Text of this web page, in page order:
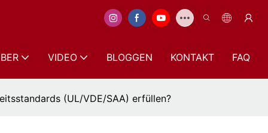
VIDEO BLOGGEN KONTAKT FAQ
(UL/VDE/SAA) erfüllen?